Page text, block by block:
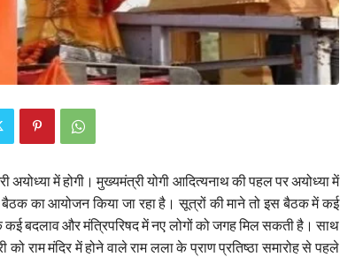
में होगी। मुख्यमंत्री योगी आदित्यनाथ की पहल पर अयोध्या में
बैठक का आयोजन किया जा रहा है। सूत्रों की माने तो इस बैठक में कई
बदलाव और मंत्रिपरिषद में नए लोगों को जगह मिल सकती है। साथ
राम मंदिर में होने वाले राम लला के प्राण प्रतिष्ठा समारोह से पहले